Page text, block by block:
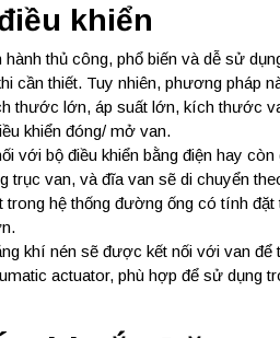
khiển
thủ công, phổ biến và dễ sử
cần thiết. Tuy nhiên, phương pháp
thước lớn, áp suất lớn, kích thước
khiển đóng/ mở van.
với bộ điều khiển bằng điện hay còn
trục van, và đĩa van sẽ di chuyển
hệ thống đường ống có tính đặt
khí nén sẽ được kết nối với van để
actuator, phù hợp để sử dụng